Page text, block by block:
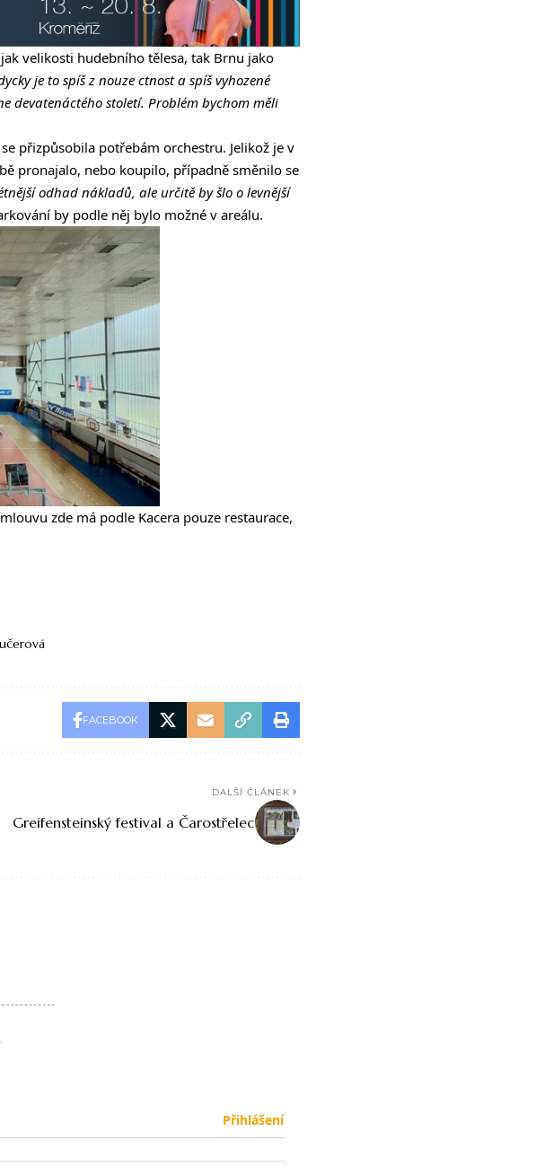
velikosti hudebního tělesa, tak Brnu jako
je to spíš z nouze ctnost a spíš vyhozené
devatenáctého století. Problém bychom měli
přizpůsobila potřebám orchestru. Jelikož je v
pronajalo, nebo koupilo, případně směnilo se
odhad nákladů, ale určitě by šlo o levnější
by podle něj bylo možné v areálu.
zde má podle Kacera pouze restaurace,
FACEBOOK
DALŠÍ ČLÁNEK
Greifensteinský festival a Čarostřelec
Přihlášení